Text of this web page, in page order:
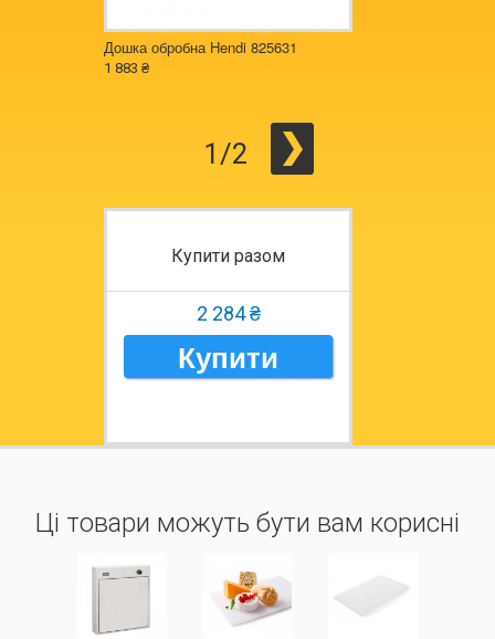
Дошка обробна Hendi 825631
1 883 ₴
1/2
Купити разом
2 284 ₴
Купити
Ці товари можуть бути вам корисні